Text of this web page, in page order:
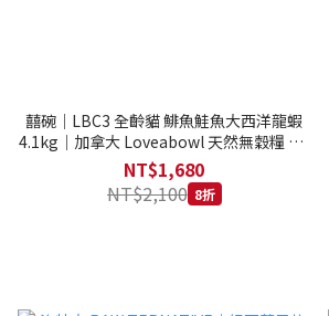
囍碗｜LBC3 全齡貓 鯡魚鮭魚大西洋龍蝦
4.1kg｜加拿大 Loveabowl 天然無穀糧 4.1
公斤 成貓 無穀貓飼料
NT$1,680
NT$2,100 8折